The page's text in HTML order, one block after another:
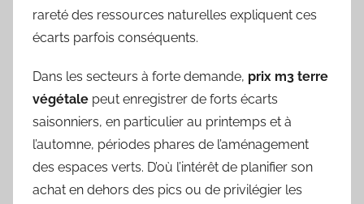
rareté des ressources naturelles expliquent ces
écarts parfois conséquents.
Dans les secteurs à forte demande, prix m3 terre
végétale peut enregistrer de forts écarts
saisonniers, en particulier au printemps et à
l’automne, périodes phares de l’aménagement
des espaces verts. D’où l’intérêt de planifier son
achat en dehors des pics ou de privilégier les